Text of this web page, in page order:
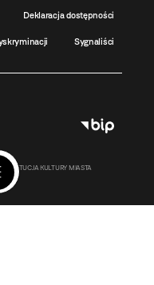
Deklaracja dostępności
Sygnaliści
KULTURY MIASTA